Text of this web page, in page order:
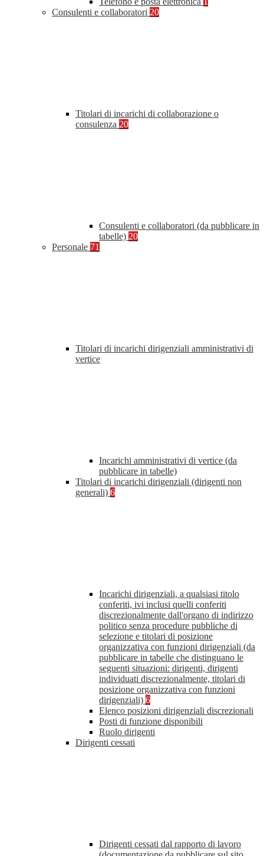
Consulenti e collaboratori 20
Titolari di incarichi di collaborazione o
consulenza 20
Consulenti e collaboratori (da pubblicare in
tabelle) 20
Personale 71
Titolari di incarichi dirigenziali amministrativi di
vertice
Incarichi amministrativi di vertice (da
pubblicare in tabelle)
Titolari di incarichi dirigenziali (dirigenti non
generali) 6
Incarichi dirigenziali, a qualsiasi titolo
conferiti, ivi inclusi quelli conferiti
discrezionalmente dall'organo di indirizzo
politico senza procedure pubbliche di
selezione e titolari di posizione
organizzativa con funzioni dirigenziali (da
pubblicare in tabelle che distinguano le
seguenti situazioni: dirigenti, dirigenti
individuati discrezionalmente, titolari di
posizione organizzativa con funzioni
dirigenziali) 6
Elenco posizioni dirigenziali discrezionali
Posti di funzione disponibili
Ruolo dirigenti
Dirigenti cessati
Dirigenti cessati dal rapporto di lavoro